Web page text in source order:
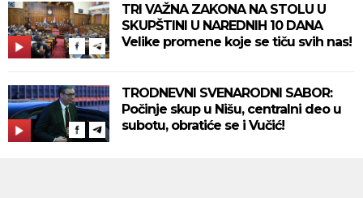
TRI VAŽNA ZAKONA NA STOLU U
SKUPŠTINI U NAREDNIH 10 DANA
Velike promene koje se tiču svih nas!
TRODNEVNI SVENARODNI SABOR:
Počinje skup u Nišu, centralni deo u
subotu, obratiće se i Vučić!